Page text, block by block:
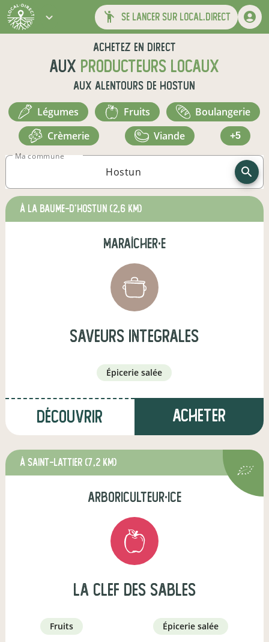
se lancer sur local.direct
Achetez en direct
aux producteurs locaux
aux alentours de Hostun
légumes fruits
boulangerie
crèmerie
viande +5
Ma commune
à La Baume-d'Hostun (2,6 km)
maraîcher·e
saveurs integrales
épicerie salée
Découvrir Acheter
à Saint-Lattier (7,2 km)
arboriculteur·ice
La Clef des Sables
fruits épicerie salée